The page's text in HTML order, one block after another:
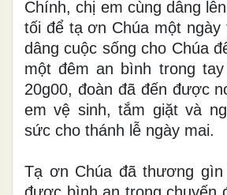
Chính, chị em cùng dâng
tối để tạ ơn Chúa một ngày
dâng cuộc sống cho Chúa
một đêm an bình trong
20g00, đoàn đã đến được
em vệ sinh, tắm giặt và
sức cho thánh lễ ngày mai.
Tạ ơn Chúa đã thương
được bình an trong chuyến